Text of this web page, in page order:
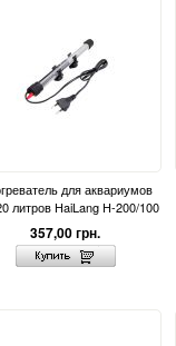
для аквариумов
литров HaiLang H-200/100
357,00 грн.